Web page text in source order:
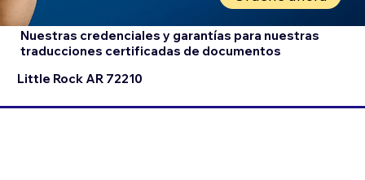
Nuestras credenciales y garantías para nuestras
traducciones certificadas de documentos
Little Rock AR 72210